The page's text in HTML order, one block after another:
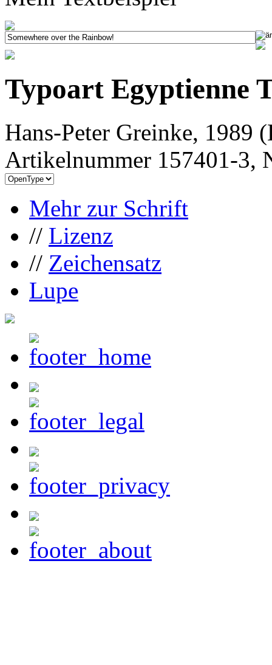
Typoart Egyptienne
Hans-Peter Greinke, 1989
Artikelnummer 157401-3,
Mehr zur Schrift
// Lizenz
// Zeichensatz
Lupe